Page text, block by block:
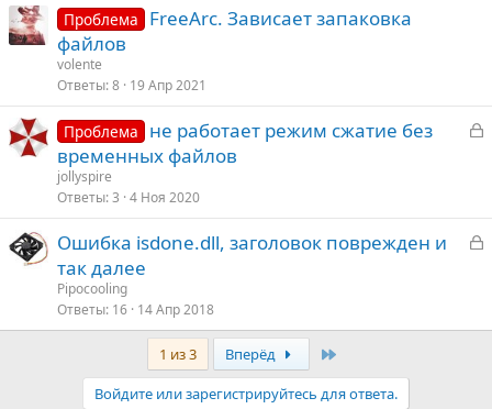
Проблема
FreeArc. Зависает запаковка
файлов
volente
Ответы 8 19 Апр 2021
З
т
Проблема
не работает режим сжатие без
временных файлов
jollyspire
Ответы 3 4 Ноя 2020
З
Ошибка isdone.dll, заголовок поврежден и
так далее
Pipocooling
Ответы 16 14 Апр 2018
1 из 3 Вперёд
Войдите или зарегистрируйтесь для ответа.